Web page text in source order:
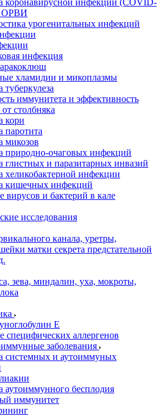
коронавирусной инфекции (COVID-
ОРВИ
урогенитальных инфекций
инфекция
хламидии и микоплазмы
туберкулеза
иммунитета и эффективность
столбняка
кори
паротита
микозов
природно-очаговых инфекций
глистных и паразитарных инвазий
хеликобактерной инфекции
кишечных инфекций
вирусов и бактерий в кале
исследования
канала, уретры,
матки секрета предстательной
зева, миндалин, уха, мокроты,
Е
специфических аллергенов
заболевания
системных и аутоиммуных
аутоиммунного бесплодия
иммунитет